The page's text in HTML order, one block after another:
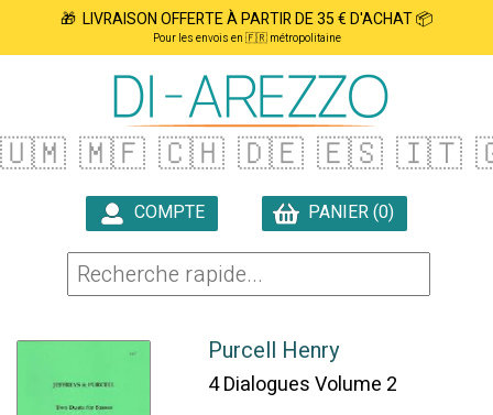
🎁 LIVRAISON OFFERTE À PARTIR DE 35 € D'ACHAT 📦
Pour les envois en 🇫🇷 métropolitaine
🇺🇲 🇲🇫 🇨🇭 🇩🇪 🇪🇸 🇮🇹
COMPTE
PANIER (0)
Purcell Henry
4 Dialogues Volume 2